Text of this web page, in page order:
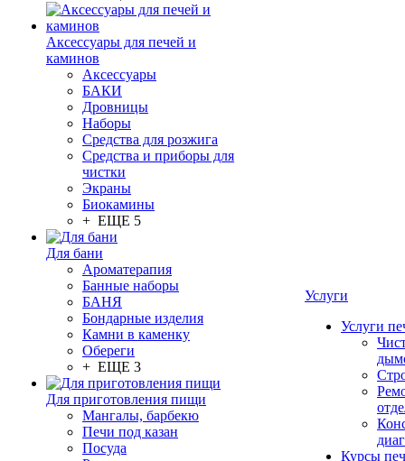
Аксессуары для печей и
каминов
Аксессуары
БАКИ
Дровницы
Наборы
Средства для розжига
Средства и приборы для
чистки
Экраны
Биокамины
+ ЕЩЕ 5
Для бани
Ароматерапия
Банные наборы
БАНЯ
Бондарные изделия
Камни в каменку
Обереги
+ ЕЩЕ 3
Для приготовления пищи
Мангалы, барбекю
Печи под казан
Посуда
Услуги
Услуги
Курсы